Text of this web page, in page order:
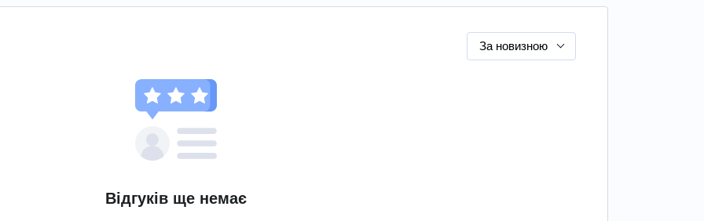
За новизною
Відгуків ще немає